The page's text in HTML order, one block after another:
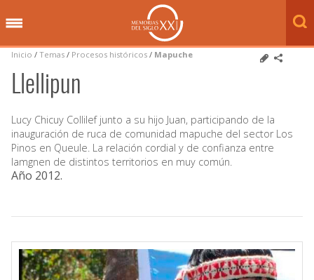
Inicio / Temas / Procesos históricos / Mapuche
Llellipun
Lucy Chicuy Collilef junto a su hijo Juan, participando de la
inauguración de ruca de comunidad mapuche del sector Los
Pinos en Queule. La relación cordial y de confianza entre
lamgnen de distintos territorios en muy común.
Año 2012.